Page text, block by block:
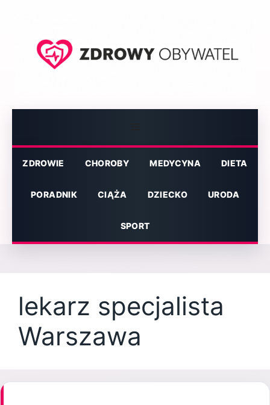
ZDROWIE CHOROBY MEDYCYNA DIETA
PORADNIK CIĄŻA DZIECKO URODA
SPORT
lekarz specjalista
Warszawa